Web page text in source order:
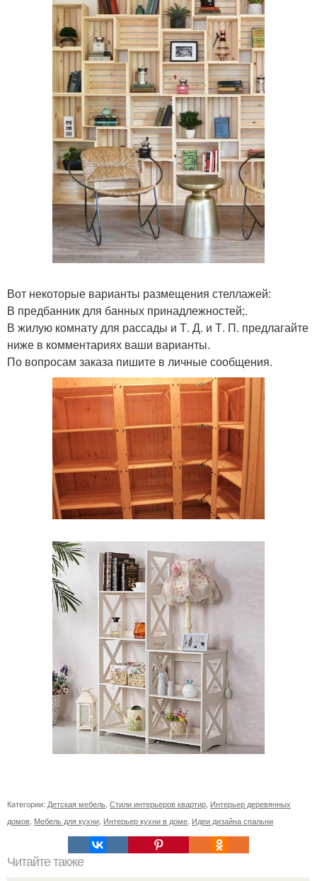
Вот некоторые варианты размещения стеллажей:
В предбанник для банных принадлежностей;.
В жилую комнату для рассады и Т. Д. и Т. П. предлагайте
ниже в комментариях ваши варианты.
По вопросам заказа пишите в личные сообщения.
Категории: Детская мебель Стили интерьеров квартир Интерьер деревянных
домов Мебель для кухни Интерьер кухни в доме Идеи дизайна спальни
Читайте также